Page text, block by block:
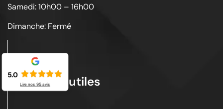
Samedi: 10h00 – 16h00
Dimanche: Fermé
Liens utiles
5.0
Lire nos 95avis